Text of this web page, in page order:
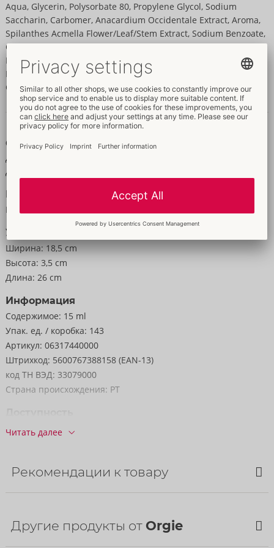
Aqua, Glycerin, Polysorbate 80, Propylene Glycol, Sodium
Saccharin, Carbomer, Anacardium Occidentale Extract, Aroma,
Spilanthes Acmella Flower/Leaf/Stem Extract, Sodium Benzoate,
Capsicum Frutescens Fruit Extract, Aminomethyl Propanol,
Potassium Sorbate, Mentha Arvensis Leaf Oil, Menthol, Vanillyl
Butyl Ether, Isopentyldiol, Limonene, Tetrasodium Edta,
Carvone, Menthyl Lactate, Trisodium Edta, Citric Acid
Данные и свойства
Свойства
Для женщин
Для мужчин
Размер
Масса:
Упаковка
Ширина: 18,5 cm
Высота: 3,5 cm
Длина: 26 cm
Информация
Содержимое: 15 ml
Упак. ед. / коробка: 143
Артикул: 06317440000
Штрихкод: 5600767388158 (EAN-13)
код ТН ВЭД: 33079000
Страна происхождения: PT
следующая доставка:
Читать далее
Рекомендации к товару
Другие продукты от Orgie